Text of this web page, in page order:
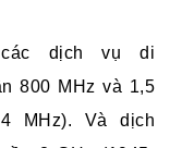
các dịch vụ di
800 MHz và 1,5
MHz). Và dịch